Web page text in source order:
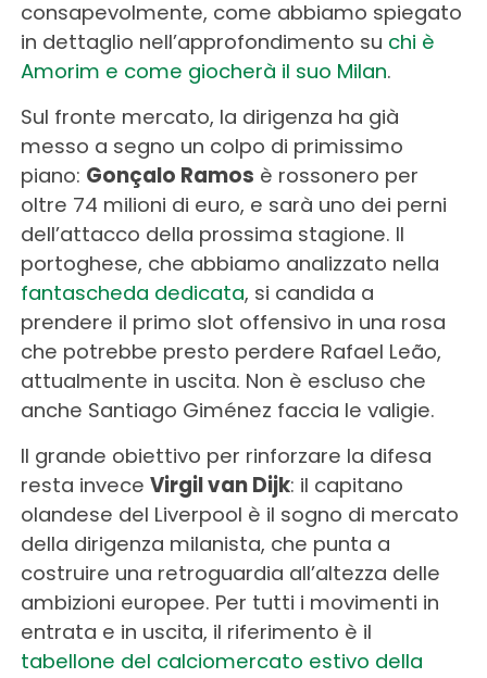
consapevolmente, come abbiamo spiegato
in dettaglio nell’approfondimento su chi è
Amorim e come giocherà il suo Milan.
Sul fronte mercato, la dirigenza ha già
messo a segno un colpo di primissimo
piano: Gonçalo Ramos è rossonero per
oltre 74 milioni di euro, e sarà uno dei perni
dell’attacco della prossima stagione. Il
portoghese, che abbiamo analizzato nella
fantascheda dedicata, si candida a
prendere il primo slot offensivo in una rosa
che potrebbe presto perdere Rafael Leão,
attualmente in uscita. Non è escluso che
anche Santiago Giménez faccia le valigie.
Il grande obiettivo per rinforzare la difesa
resta invece Virgil van Dijk: il capitano
olandese del Liverpool è il sogno di mercato
della dirigenza milanista, che punta a
costruire una retroguardia all’altezza delle
ambizioni europee. Per tutti i movimenti in
entrata e in uscita, il riferimento è il
tabellone del calciomercato estivo della